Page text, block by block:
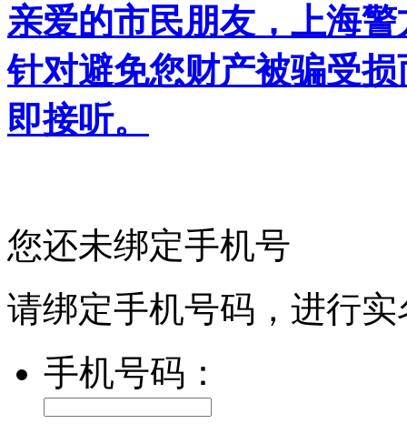
亲爱的市民朋友，上海
针对避免您财产被骗受
即接听。
您还未绑定手机号
请绑定手机号码，进行
手机号码：